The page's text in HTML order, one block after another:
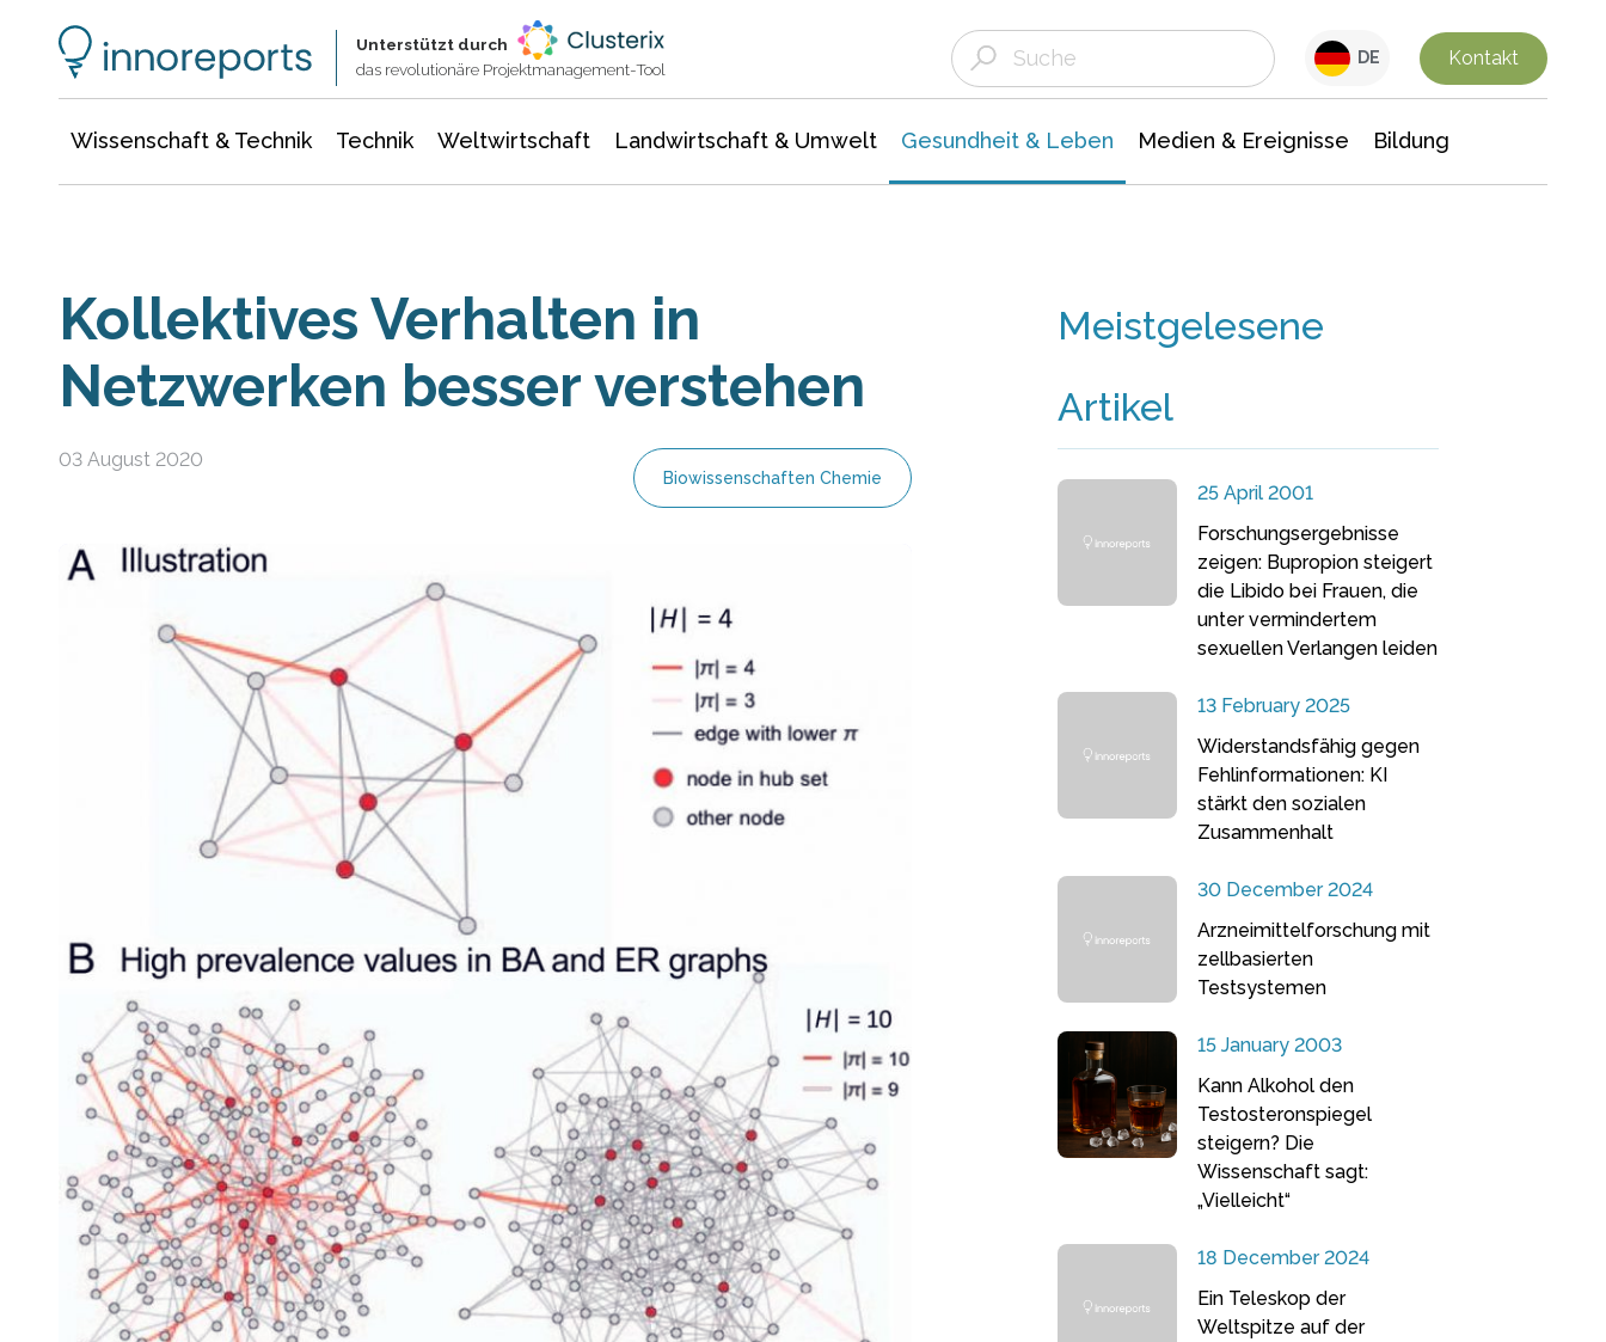
Unterstützt durch
das revolutionäre Projektmanagement-Tool
DE Kontakt
Wissenschaft & Technik Technik Weltwirtschaft Landwirtschaft & Umwelt Gesundheit & Leben Medien & Ereignisse Bildung
Kollektives Verhalten in
Netzwerken besser verstehen
03 August 2020
Biowissenschaften Chemie
Meistgelesene
Artikel
25 April 2001
Forschungsergebnisse
zeigen: Bupropion steigert
die Libido bei Frauen, die
unter vermindertem
sexuellen Verlangen leiden
13 February 2025
Widerstandsfähig gegen
Fehlinformationen: KI
stärkt den sozialen
Zusammenhalt
30 December 2024
Arzneimittelforschung mit
zellbasierten
Testsystemen
15 January 2003
Kann Alkohol den
Testosteronspiegel
steigern? Die
Wissenschaft sagt:
„Vielleicht“
18 December 2024
Ein Teleskop der
Weltspitze auf der